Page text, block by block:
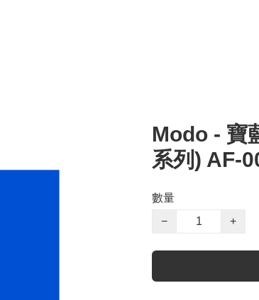
Modo - 寶
系列) AF-
數量
−
+